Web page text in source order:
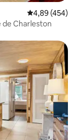
Note
4,89 (454)
Charleston